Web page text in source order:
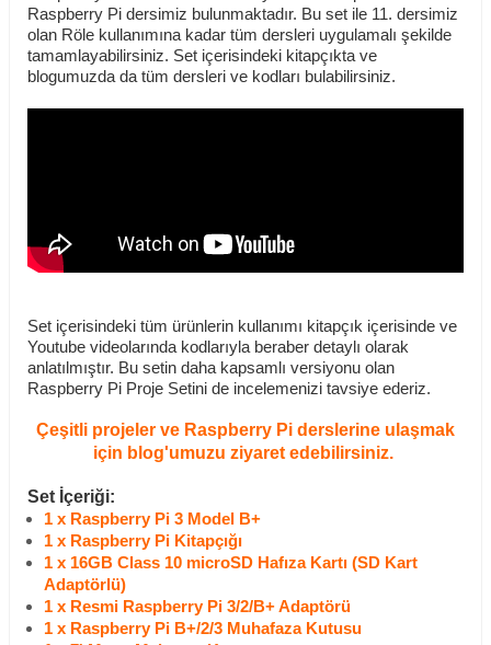
Raspberry Pi dersimiz bulunmaktadır. Bu set ile 11. dersimiz
olan Röle kullanımına kadar tüm dersleri uygulamalı şekilde
tamamlayabilirsiniz. Set içerisindeki kitapçıkta ve
blogumuzda da tüm dersleri ve kodları bulabilirsiniz.
Set içerisindeki tüm ürünlerin kullanımı kitapçık içerisinde ve
Youtube videolarında kodlarıyla beraber detaylı olarak
anlatılmıştır. Bu setin daha kapsamlı versiyonu olan
Raspberry Pi Proje Setini de incelemenizi tavsiye ederiz.
Çeşitli projeler ve Raspberry Pi derslerine ulaşmak
için blog'umuzu ziyaret edebilirsiniz.
Set İçeriği:
1 x Raspberry Pi 3 Model B+
1 x Raspberry Pi Kitapçığı
1 x 16GB Class 10 microSD Hafıza Kartı (SD Kart
Adaptörlü)
1 x Resmi Raspberry Pi 3/2/B+ Adaptörü
1 x Raspberry Pi B+/2/3 Muhafaza Kutusu